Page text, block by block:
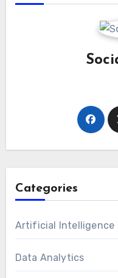
Categories
Artificial Intelligence
Data Analytics